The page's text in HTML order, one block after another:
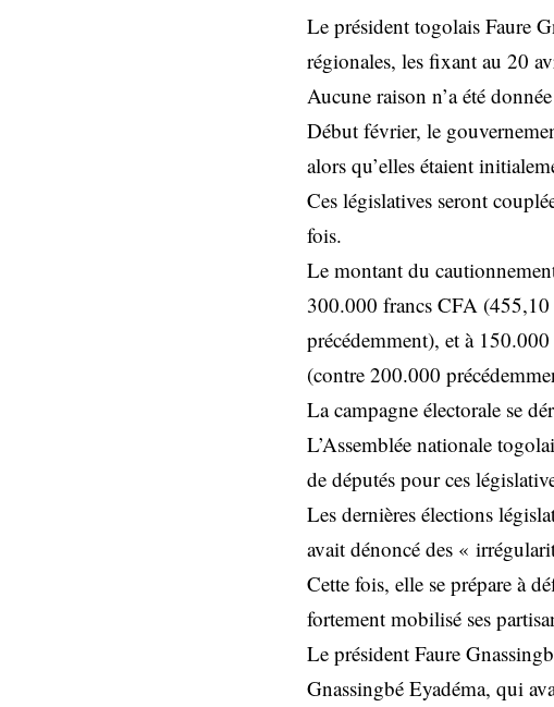
Le président togolais Faure
régionales, les fixant au 20
Aucune raison n’a été
Début février, le
alors qu’elles étaient
Ces législatives seront
fois.
Le montant du
300.000 francs CFA (455,10
précédemment), et à
(contre 200.000
La campagne électorale se
L’Assemblée nationale
de députés pour ces
Les dernières élections
avait dénoncé des «
Cette fois, elle se prépare à
fortement mobilisé ses
Le président Faure
Gnassingbé Eyadéma, qui